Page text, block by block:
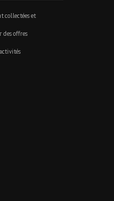
collectées et
des offres